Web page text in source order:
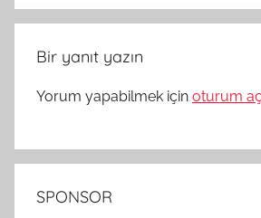
Bir yanıt yazın
Yorum yapabilmek için oturum
SPONSOR